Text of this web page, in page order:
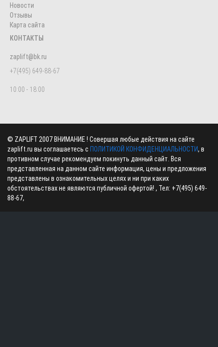
Новости
Отзывы
Карта сайта
КОНТАКТЫ
zaplift@bk.ru
+7(495) 649-88-67
10:00 - 18:00
© ZAPLIFT 2007 ВНИМАНИЕ ! Совершая любые действия на сайте
zaplift.ru вы соглашаетесь с ПОЛИТИКОЙ КОНФИДЕНЦИАЛЬНОСТИ, в
противном случае рекомендуем покинуть данный сайт. Вся
представленная на данном сайте информация, цены и предложения
представлены в ознакомительных целях и ни при каких
обстоятельствах не являются публичной офертой! , Тел: +7(495) 649-
88-67,